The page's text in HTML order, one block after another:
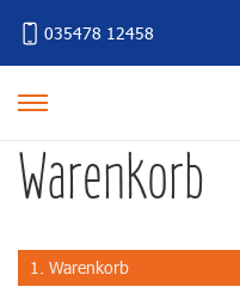
035478 12458
Warenkorb
1. Warenkorb